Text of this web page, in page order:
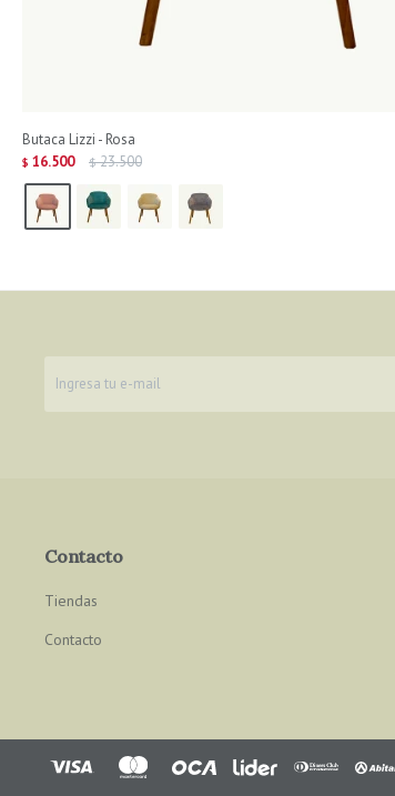
Butaca Lizzi - Rosa
$ 16.500 $ 23.500
Contacto
Tiendas
Contacto